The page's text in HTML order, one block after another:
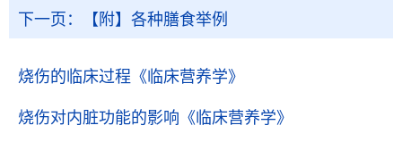
下一页： 【附】各种膳食举例
烧伤的临床过程 《临床营养学》
烧伤对内脏功能的影响 《临床营养学》